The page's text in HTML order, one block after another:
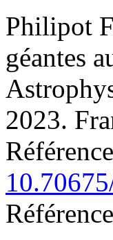
Philipot
géantes
2023.